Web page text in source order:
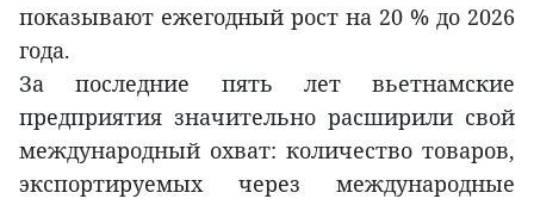
показывают ежегодный рост на 20 % до 2026
года.
За последние пять лет вьетнамские
предприятия значительно расширили свой
международный охват: количество товаров,
экспортируемых через международные